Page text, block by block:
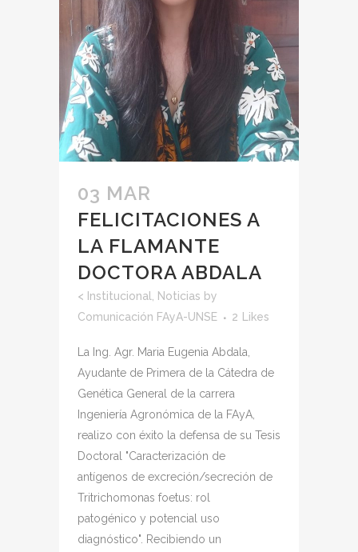
03 MAR
FELICITACIONES A
LA FLAMANTE
DOCTORA ABDALA
< Institucional Noticias by
Comunicación FAyA-UNSE
2 Likes
La Ing. Agr. Maria Eugenia Abdala,
Ayudante de Primera de la Cátedra de
Genética General de la carrera
Ingeniería Agronómica de la FAyA,
realizo con éxito la defensa de su Tesis
Doctoral "Caracterización de
antígenos de excreción/secreción de
Tritrichomonas foetus: rol
patogénico y potencial uso
diagnóstico". Recibiendo un